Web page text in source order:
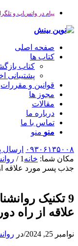
پیام در واتس‌اپ و
صفحه اصلی
کتاب ها
کتاب
پشتیبانی
قوانین و مقررات
مجوز ها
مقالات
درباره ما
تماس با ما
منو منو
۰۹۳۰۶۱۳۵۰۰۸
ارسال
مکان شما: خانه 1
/
جذب پسر مورد علاقه
9 تکنیک
علاقه از راه دور
نوامبر 25, 2024 /در